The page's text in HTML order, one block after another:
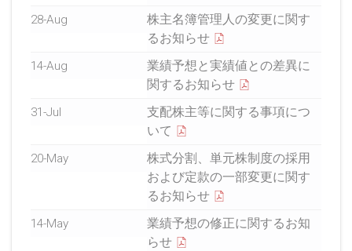
28-Aug
株主名簿管理人の変更に関す
るお知らせ
14-Aug
業績予想と実績値との差異に
関するお知らせ
31-Jul
支配株主等に関する事項につ
いて
20-May
株式分割、単元株制度の採用
および定款の一部変更に関す
るお知らせ
14-May
業績予想の修正に関するお知
らせ